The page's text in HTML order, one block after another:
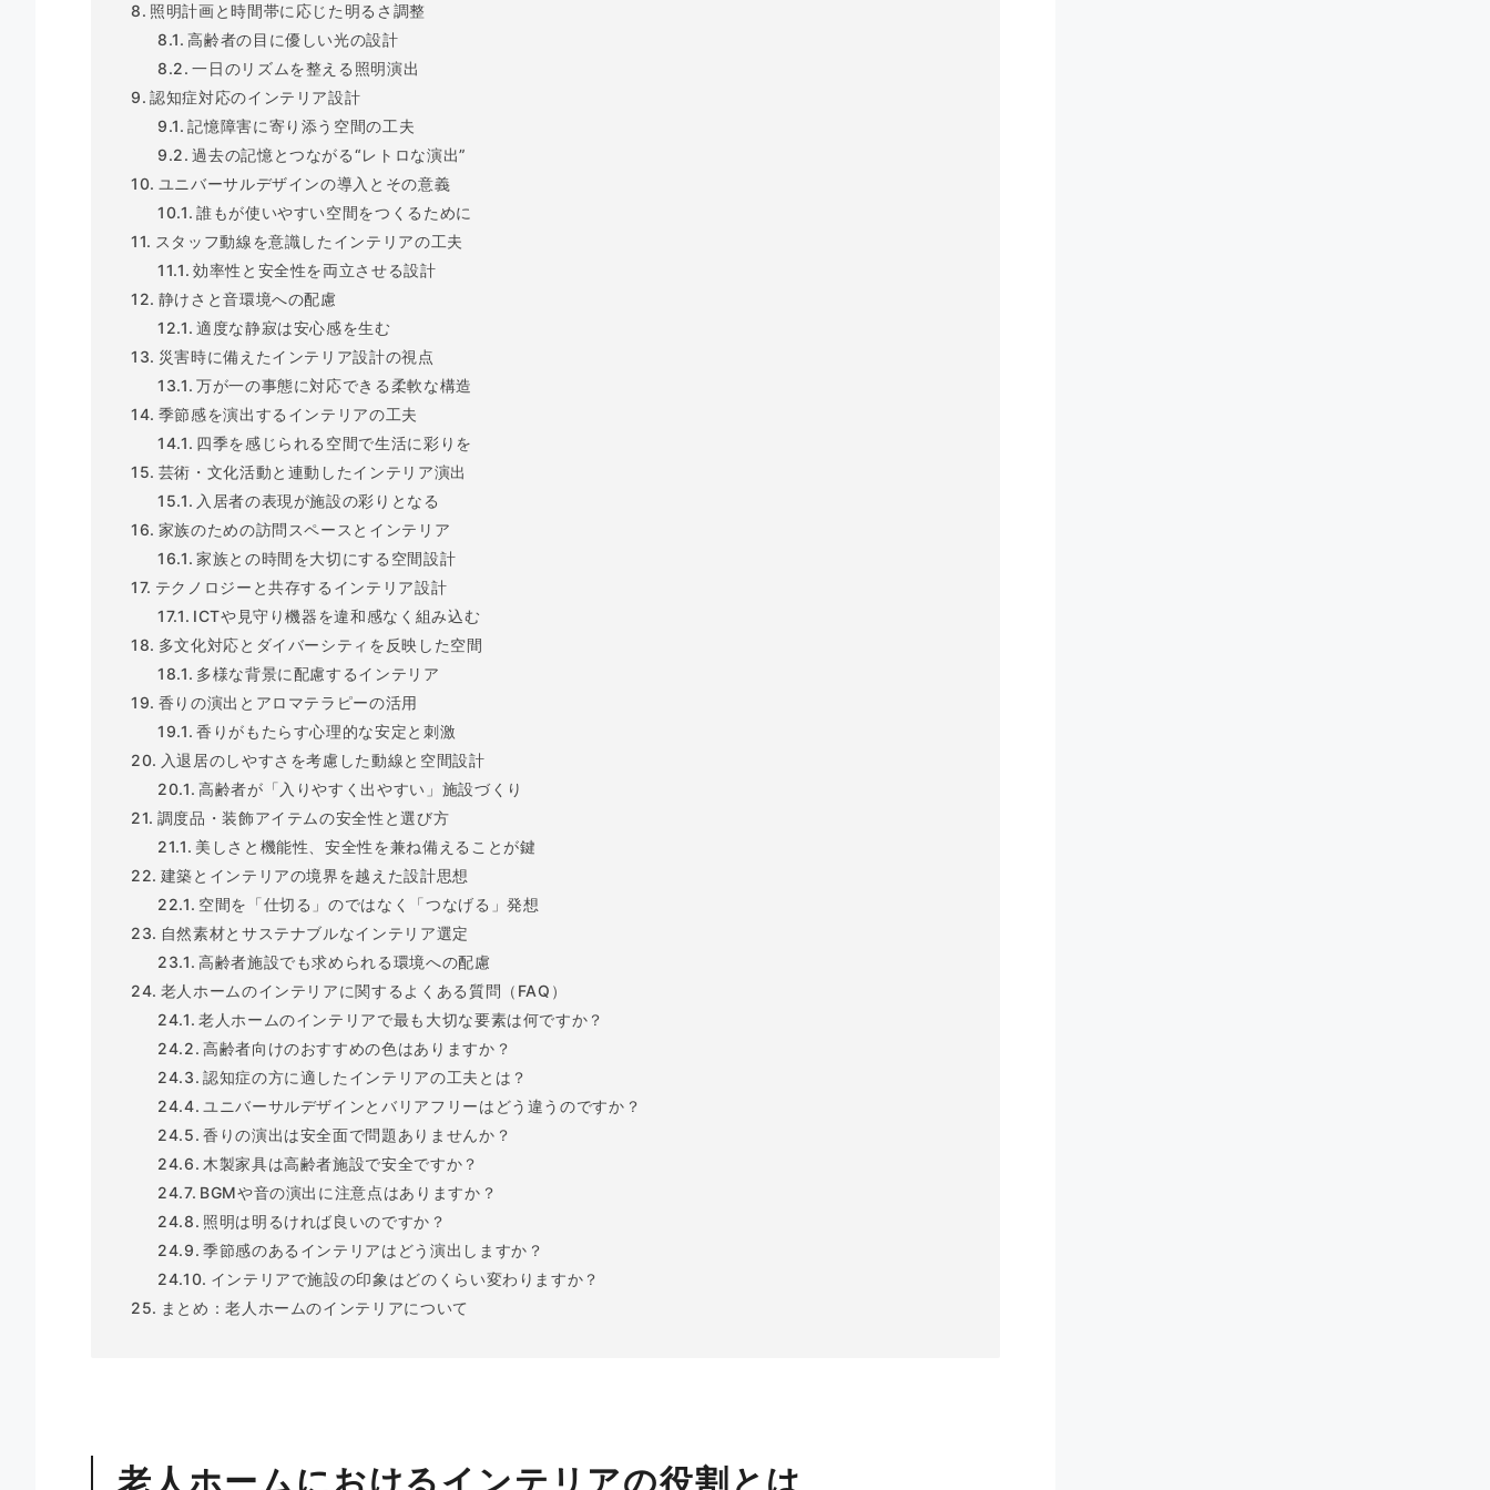
照明計画と時間帯に応じた明るさ調整
高齢者の目に優しい光の設計
一日のリズムを整える照明演出
認知症対応のインテリア設計
記憶障害に寄り添う空間の工夫
過去の記憶とつながる“レトロな演出”
ユニバーサルデザインの導入とその意義
誰もが使いやすい空間をつくるために
スタッフ動線を意識したインテリアの工夫
効率性と安全性を両立させる設計
静けさと音環境への配慮
適度な静寂は安心感を生む
災害時に備えたインテリア設計の視点
万が一の事態に対応できる柔軟な構造
季節感を演出するインテリアの工夫
四季を感じられる空間で生活に彩りを
芸術・文化活動と連動したインテリア演出
入居者の表現が施設の彩りとなる
家族のための訪問スペースとインテリア
家族との時間を大切にする空間設計
テクノロジーと共存するインテリア設計
ICTや見守り機器を違和感なく組み込む
多文化対応とダイバーシティを反映した空間
多様な背景に配慮するインテリア
香りの演出とアロマテラピーの活用
香りがもたらす心理的な安定と刺激
入退居のしやすさを考慮した動線と空間設計
高齢者が「入りやすく出やすい」施設づくり
調度品・装飾アイテムの安全性と選び方
美しさと機能性、安全性を兼ね備えることが鍵
建築とインテリアの境界を越えた設計思想
空間を「仕切る」のではなく「つなげる」発想
自然素材とサステナブルなインテリア選定
高齢者施設でも求められる環境への配慮
老人ホームのインテリアに関するよくある質問（FAQ）
老人ホームのインテリアで最も大切な要素は何ですか？
高齢者向けのおすすめの色はありますか？
認知症の方に適したインテリアの工夫とは？
ユニバーサルデザインとバリアフリーはどう違うのですか？
香りの演出は安全面で問題ありませんか？
木製家具は高齢者施設で安全ですか？
BGMや音の演出に注意点はありますか？
照明は明るければ良いのですか？
季節感のあるインテリアはどう演出しますか？
インテリアで施設の印象はどのくらい変わりますか？
まとめ：老人ホームのインテリアについて
老人ホームにおけるインテリアの役割とは